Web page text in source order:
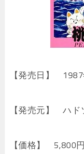
【発売日】
【発売元】 ハド
【価格】 5,800円